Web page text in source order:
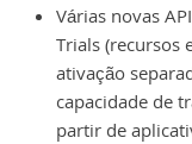
Várias novas
Trials (recursos
ativação
capacidade de
partir de